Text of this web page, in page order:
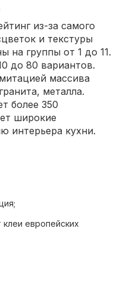
из-за самого
и текстуры
на группы от 1 до 11.
до 80 вариантов.
массива
металла.
более 350
широкие
интерьера кухни.
европейских